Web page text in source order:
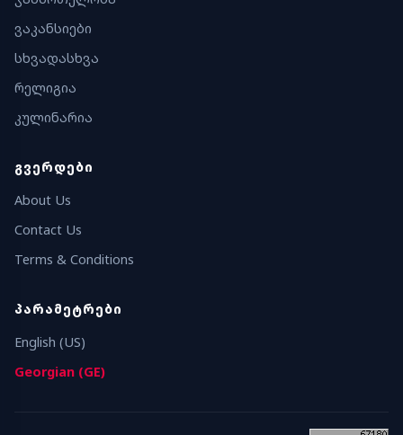
ვაკანსიები
სხვადასხვა
რელიგია
კულინარია
ᲒᲕᲔᲠᲓᲔᲑᲘ
About Us
Contact Us
Terms & Conditions
ᲞᲐᲠᲐᲛᲔᲢᲠᲔᲑᲘ
English (US)
Georgian (GE)